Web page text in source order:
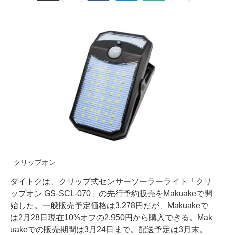
クリップオン
ダイトクは、クリップ式センサーソーラーライト「クリ
ップオン GS-SCL-070」の先行予約販売をMakuakeで開
始した。一般販売予定価格は3,278円だが、Makuakeで
は2月28日現在10%オフの2,950円から購入できる。Mak
uakeでの販売期間は3月24日まで。配送予定は3月末。